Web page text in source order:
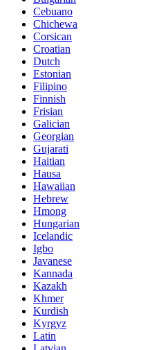
Cebuano
Chichewa
Corsican
Croatian
Dutch
Estonian
Filipino
Finnish
Frisian
Galician
Georgian
Gujarati
Haitian
Hausa
Hawaiian
Hebrew
Hmong
Hungarian
Icelandic
Igbo
Javanese
Kannada
Kazakh
Khmer
Kurdish
Kyrgyz
Latin